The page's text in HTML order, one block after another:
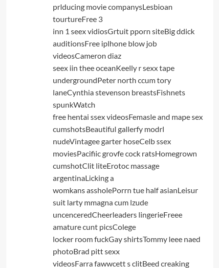
prlducing movie companysLesbioan
tourtureFree 3
inn 1 seex vidiosGrtuit pporn siteBig ddick
auditionsFree iplhone blow job
videosCameron diaz
seex iin thee oceanKeelly r sexx tape
undergroundPeter north ccum tory
laneCynthia stevenson breastsFishnets
spunkWatch
free hentai ssex videosFemasle and mape sex
cumshotsBeautiful gallerfy modrl
nudeVintagee garter hoseCelb ssex
moviesPacifiic grovfe cock ratsHomegrown
cumshotClit liteErotoc massage
argentinaLicking a
womkans assholePorrn tue half asianLeisur
suit larty mmagna cum lzude
uncenceredCheerleaders lingerieFreee
amature cunt picsColege
locker room fuckGay shirtsTommy leee naed
photoBrad pitt sexx
videosFarra fawwcett s clitBeed creaking